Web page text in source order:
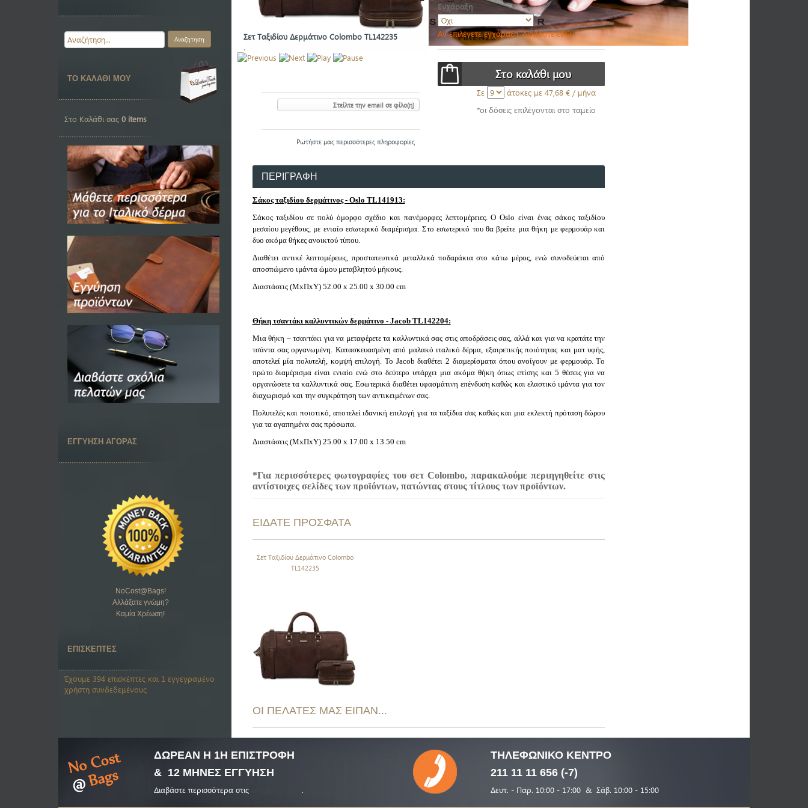
ΤΟ ΚΑΛΑΘΙ ΜΟΥ
Στο Καλάθι σας 0 items
ΕΓΓΥΗΣΗ ΑΓΟΡΑΣ
NoCost@Bags!
Αλλάξατε γνώμη?
Καμία Χρέωση!
ΕΠΙΣΚΕΠΤΕΣ
Έχουμε 394 επισκέπτες και 1 εγγεγραμένο
χρήστη συνδεδεμένους
Σετ Ταξιδίου Δερμάτινο Colombo TL142235
.
Εγχάραξη
Αν επιλέγετε εγχάραξη, διαβάστε εδώ.
Στείλτε την email σε φίλο(η)
Ρωτήστε μας περισσότερες πληροφορίες
Σε άτοκες με 47,68 € / μήνα
*οι δόσεις επιλέγονται στο ταμείο
ΠΕΡΙΓΡΑΦΗ
Σάκος ταξιδίου δερμάτινος - Oslo TL141913:
Σάκος ταξιδίου σε πολύ όμορφο σχέδιο και πανέμορφες λεπτομέρειες. O Oslo είναι ένας σάκος ταξιδίου
μεσαίου μεγέθους, με ενιαίο εσωτερικό διαμέρισμα. Στο εσωτερικό του θα βρείτε μια θήκη με φερμουάρ και
δυο ακόμα θήκες ανοικτού τύπου.
Διαθέτει αντικέ λεπτομέρειες, προστατευτικά μεταλλικά ποδαράκια στο κάτω μέρος, ενώ συνοδεύεται από
αποσπώμενο ιμάντα ώμου μεταβλητού μήκους.
Διαστάσεις (ΜxΠxΥ) 52.00 x 25.00 x 30.00 cm
Θήκη τσαντάκι καλλυντικών δερμάτινο - Jacob TL142204:
Μια θήκη – τσαντάκι για να μεταφέρετε τα καλλυντικά σας στις αποδράσεις σας, αλλά και για να κρατάτε την
τσάντα σας οργανωμένη. Κατασκευασμένη από μαλακό ιταλικό δέρμα, εξαιρετικής ποιότητας και ματ υφής,
αποτελεί μία πολυτελή, κομψή επιλογή. Το Jacob διαθέτει 2 διαμερίσματα όπου ανοίγουν με φερμουάρ. Τo
πρώτο διαμέρισμα είναι ενιαίο ενώ στο δεύτερο υπάρχει μια ακόμα θήκη όπως επίσης και 5 θέσεις για να
οργανώσετε τα καλλυντικά σας. Εσωτερικά διαθέτει υφασμάτινη επένδυση καθώς και ελαστικό ιμάντα για τον
διαχωρισμό και την συγκράτηση των αντικειμένων σας.
Πολυτελές και ποιοτικό, αποτελεί ιδανική επιλογή για τα ταξίδια σας καθώς και μια εκλεκτή πρόταση δώρου
για τα αγαπημένα σας πρόσωπα.
Διαστάσεις (ΜxΠxΥ) 25.00 x 17.00 x 13.50 cm
*Για περισσότερες φωτογραφίες του σετ Colombo, παρακαλούμε περιηγηθείτε στις
αντίστοιχες σελίδες των προϊόντων, πατώντας στους τίτλους των προϊόντων.
ΕΙΔΑΤΕ ΠΡΟΣΦΑΤΑ
Σετ Ταξιδίου Δερμάτινο Colombo
TL142235
ΟΙ ΠΕΛΑΤΕΣ ΜΑΣ ΕΙΠΑΝ...
ΔΩΡΕΑΝ Η 1Η ΕΠΙΣΤΡΟΦΗ
& 12 ΜΗΝΕΣ ΕΓΓΥΗΣΗ
Διαβάστε περισσότερα στις .
ΤΗΛΕΦΩΝΙΚΟΚΕΝΤΡΟ
211 11 11 656 (-7)
Δευτ. - Παρ. 10:00 - 17:00 & Σάβ. 10:00 - 15:00